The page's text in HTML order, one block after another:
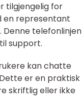
tilgjengelig for
en representant
telefonlinjen
support.
kan chatte
er en praktisk
skriftlig eller ikke